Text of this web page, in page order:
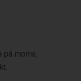
på moms,